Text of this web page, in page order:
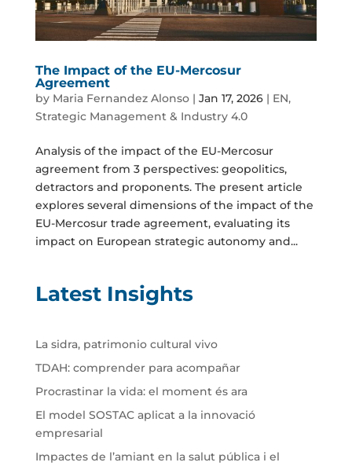
The Impact of the EU-Mercosur
Agreement
by Maria Fernandez Alonso| Jan 17, 2026| EN,
Strategic Management & Industry 4.0
Analysis of the impact of the EU-Mercosur
agreement from 3 perspectives: geopolitics,
detractors and proponents. The present article
explores several dimensions of the impact of the
EU-Mercosur trade agreement, evaluating its
impact on European strategic autonomy and...
Latest Insights
La sidra, patrimonio cultural vivo
TDAH: comprender para acompañar
Procrastinar la vida: el moment és ara
El model SOSTAC aplicat a la innovació
empresarial
Impactes de l’amiant en la salut pública i el